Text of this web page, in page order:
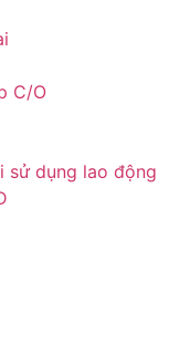
C/O
sử dụng lao động